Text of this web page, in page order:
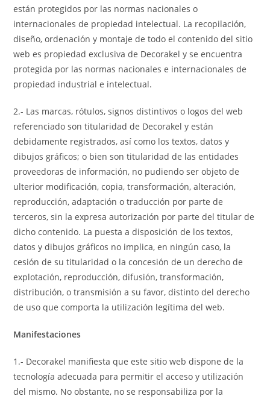
están protegidos por las normas nacionales o
internacionales de propiedad intelectual. La recopilación,
diseño, ordenación y montaje de todo el contenido del sitio
web es propiedad exclusiva de Decorakel y se encuentra
protegida por las normas nacionales e internacionales de
propiedad industrial e intelectual.
2.- Las marcas, rótulos, signos distintivos o logos del web
referenciado son titularidad de Decorakel y están
debidamente registrados, así como los textos, datos y
dibujos gráficos; o bien son titularidad de las entidades
proveedoras de información, no pudiendo ser objeto de
ulterior modificación, copia, transformación, alteración,
reproducción, adaptación o traducción por parte de
terceros, sin la expresa autorización por parte del titular de
dicho contenido. La puesta a disposición de los textos,
datos y dibujos gráficos no implica, en ningún caso, la
cesión de su titularidad o la concesión de un derecho de
explotación, reproducción, difusión, transformación,
distribución, o transmisión a su favor, distinto del derecho
de uso que comporta la utilización legítima del web.
Manifestaciones
1.- Decorakel manifiesta que este sitio web dispone de la
tecnología adecuada para permitir el acceso y utilización
del mismo. No obstante, no se responsabiliza por la